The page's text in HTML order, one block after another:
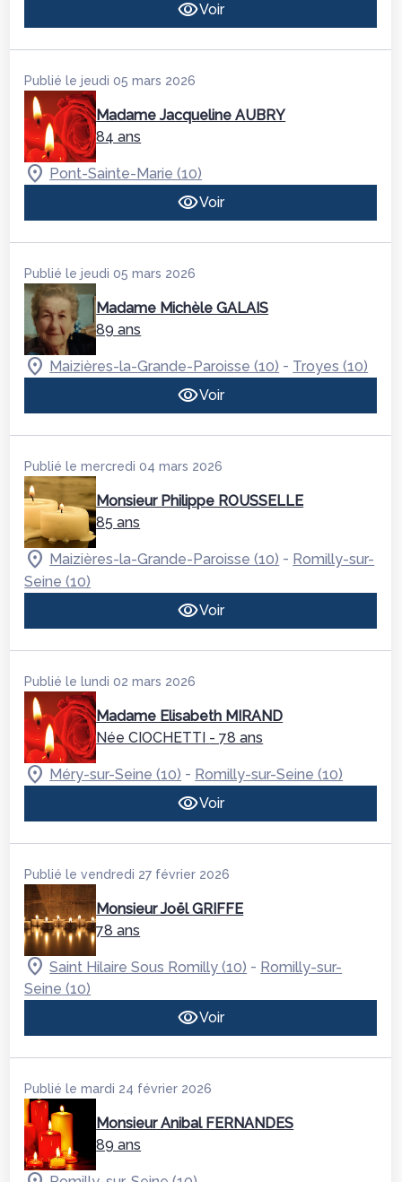
Voir
Publié le jeudi 05 mars 2026
Madame Jacqueline AUBRY
84 ans
Pont-Sainte-Marie (10)
Voir
Publié le jeudi 05 mars 2026
Madame Michèle GALAIS
89 ans
Maizières-la-Grande-Paroisse (10) - Troyes (10)
Voir
Publié le mercredi 04 mars 2026
Monsieur Philippe ROUSSELLE
85 ans
Maizières-la-Grande-Paroisse (10) - Romilly-sur-
Seine (10)
Voir
Publié le lundi 02 mars 2026
Madame Elisabeth MIRAND
Née CIOCHETTI - 78 ans
Méry-sur-Seine (10) - Romilly-sur-Seine (10)
Voir
Publié le vendredi 27 février 2026
Monsieur Joël GRIFFE
78 ans
Saint Hilaire Sous Romilly (10) - Romilly-sur-
Seine (10)
Voir
Publié le mardi 24 février 2026
Monsieur Anibal FERNANDES
89 ans